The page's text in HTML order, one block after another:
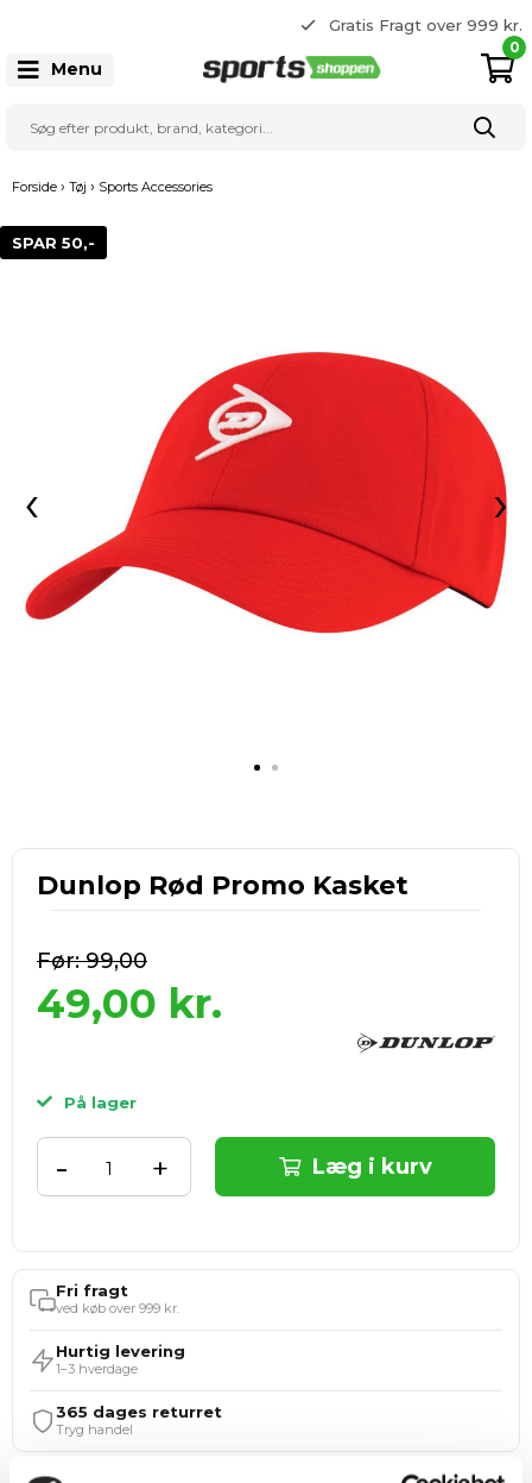
Gratis Fragt over 999 kr.
22 20 80 33
Menu
0
Forside › Tøj › Sports Accessories
SPAR 50,-
‹ ›
Dunlop Rød Promo Kasket
99,00
49,00 kr.
På lager
+
- Læg i kurv
Fri fragt
ved køb over 999 kr.
Hurtig levering
1–3 hverdage
365 dages returret
Tryg handel